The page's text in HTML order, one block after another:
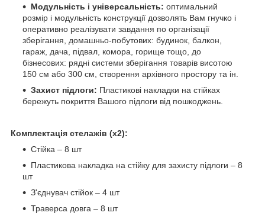
Модульність і універсальність: оптимальний
розмір і модульність конструкції дозволять Вам гнучко і
оперативно реалізувати завдання по організації
зберігання, домашньо-побутових: будинок, балкон,
гараж, дача, підвал, комора, горище тощо, до
бізнесових: рядні системи зберігання товарів висотою
150 см або 300 см, створення архівного простору та ін.
Захист підлоги: Пластикові накладки на стійках
бережуть покриття Вашого підлоги від пошкоджень.
Комплектація стелажів (х2):
Стійка – 8 шт
Пластикова накладка на стійку для захисту підлоги – 8
шт
З'єднувач стійок – 4 шт
Траверса довга – 8 шт